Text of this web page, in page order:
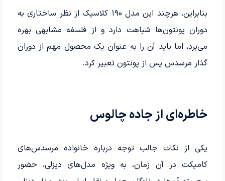
بنابراین، هرچند این مدل ۱۹۰ کلاسیک از نظر ساختاری به
دوران پونتون‌ها شباهت دارد و از فلسفه مشابهی بهره
می‌برد، اما باید آن را به عنوان یک محصول مهم از دوران
گذار مرسدس پس از پونتون تعبیر کرد.
خاطره‌ای از جاده چالوس
یکی از نکات جالب توجه درباره خانواده مرسدس‌های
کامپکت در آن زمان، به ویژه مدل‌های دیزلی، حضور